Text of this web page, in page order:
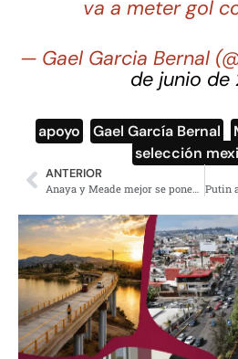
va a meter gol
— Gael Garcia Bernal
de junio de
apoyo Gael García Bernal
selección
ANTERIOR